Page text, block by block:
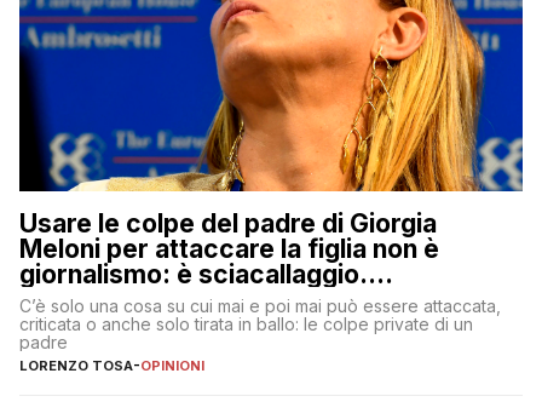
Usare le colpe del padre di Giorgia
Meloni per attaccare la figlia non è
giornalismo: è sciacallaggio.
Dimostriamo di essere diversi
C’è solo una cosa su cui mai e poi mai può essere attaccata,
criticata o anche solo tirata in ballo: le colpe private di un
padre
LORENZO TOSA-OPINIONI